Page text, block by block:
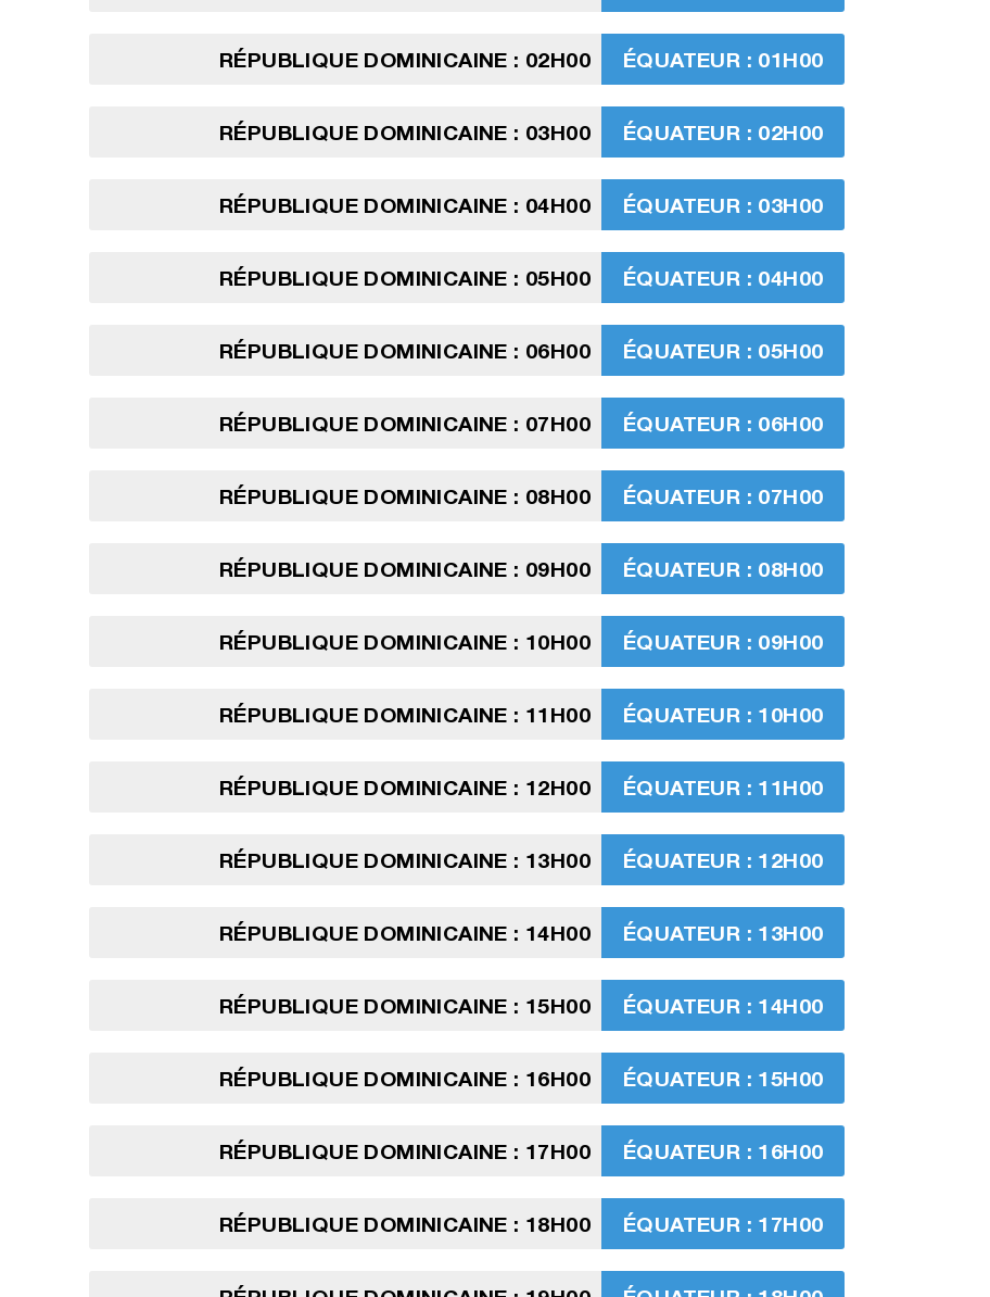
RÉPUBLIQUE DOMINICAINE : 02H00 ÉQUATEUR : 01H00
RÉPUBLIQUE DOMINICAINE : 03H00 ÉQUATEUR : 02H00
RÉPUBLIQUE DOMINICAINE : 04H00 ÉQUATEUR : 03H00
RÉPUBLIQUE DOMINICAINE : 05H00 ÉQUATEUR : 04H00
RÉPUBLIQUE DOMINICAINE : 06H00 ÉQUATEUR : 05H00
RÉPUBLIQUE DOMINICAINE : 07H00 ÉQUATEUR : 06H00
RÉPUBLIQUE DOMINICAINE : 08H00 ÉQUATEUR : 07H00
RÉPUBLIQUE DOMINICAINE : 09H00 ÉQUATEUR : 08H00
RÉPUBLIQUE DOMINICAINE : 10H00 ÉQUATEUR : 09H00
RÉPUBLIQUE DOMINICAINE : 11H00 ÉQUATEUR : 10H00
RÉPUBLIQUE DOMINICAINE : 12H00 ÉQUATEUR : 11H00
RÉPUBLIQUE DOMINICAINE : 13H00 ÉQUATEUR : 12H00
RÉPUBLIQUE DOMINICAINE : 14H00 ÉQUATEUR : 13H00
RÉPUBLIQUE DOMINICAINE : 15H00 ÉQUATEUR : 14H00
RÉPUBLIQUE DOMINICAINE : 16H00 ÉQUATEUR : 15H00
RÉPUBLIQUE DOMINICAINE : 17H00 ÉQUATEUR : 16H00
RÉPUBLIQUE DOMINICAINE : 18H00 ÉQUATEUR : 17H00